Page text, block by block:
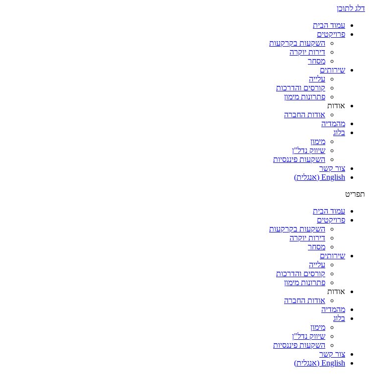
דלג לתוכן
עמוד הבית
פרויקטים
השקעות בקרקעות
דירות יוקרה
מסחר
שירותים
עלייה
קורסים והדרכות
פתרונות מימון
אודות
אודות החברה
מהמדיה
בלוג
מימון
שיווק נדל"ן
השקעות פיננסיות
צור קשר
English
(אנגלית)
תפריט
עמוד הבית
פרויקטים
השקעות בקרקעות
דירות יוקרה
מסחר
שירותים
עלייה
קורסים והדרכות
פתרונות מימון
אודות
אודות החברה
מהמדיה
בלוג
מימון
שיווק נדל"ן
השקעות פיננסיות
צור קשר
English
(אנגלית)